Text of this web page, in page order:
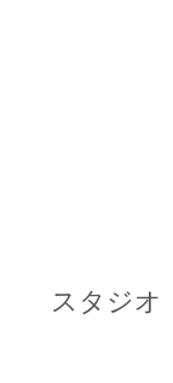
スタジ